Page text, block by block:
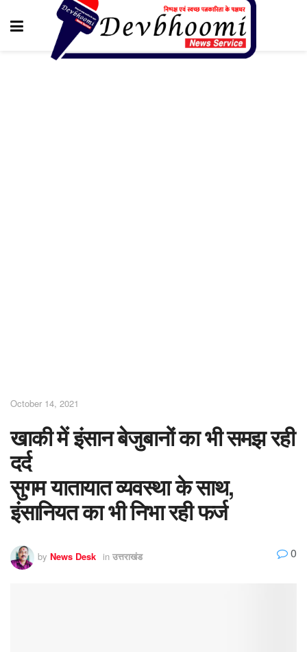
October 14, 2021
खाकी में इंसान बेजुबानों का भी समझ रही
दर्द
सुगम यातायात व्यवस्था के साथ,
इंसानियत का भी निभा रही फर्ज
by News Desk in उत्तराखंड 0